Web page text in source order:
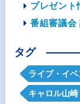
プレゼント
番組審議会
タグ
ライブ・イ
キャロル山崎